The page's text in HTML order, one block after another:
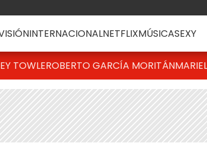
INTERNACIONALNETFLIXMÚSICASEXY
TOWLEROBERTO GARCÍA MORITÁN